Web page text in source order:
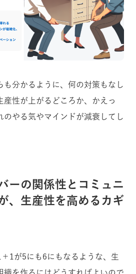
も分かるように、何の対策もなし
産性が上がるどころか、かえっ
のやる気やマインドが減衰してし
ーの関係性とコミュニ
、生産性を高めるカギ
1が5にも6にもなるような、生